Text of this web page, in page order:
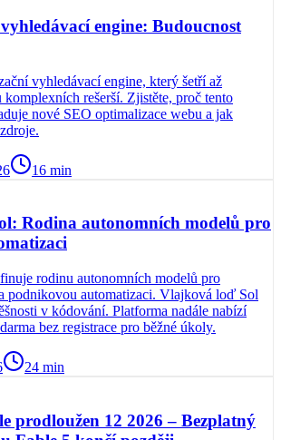
engine: Budoucnost
vyhledávací engine, který šetří až
komplexních rešerší. Zjistěte, proč tento
nové SEO optimalizace webu a jak
16 min
Rodina autonomních modelů pro
rodinu autonomních modelů pro
podnikovou automatizaci. Vlajková loď Sol
v kódování. Platforma nadále nabízí
bez registrace pro běžné úkoly.
24 min
prodloužen 12 2026 – Bezplatný